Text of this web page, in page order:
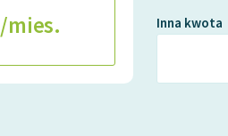
/mies. Inna kwota